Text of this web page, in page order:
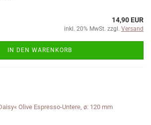
14,90 EUR
inkl. 20% MwSt. zzgl. Versand
IN DEN WARENKORB